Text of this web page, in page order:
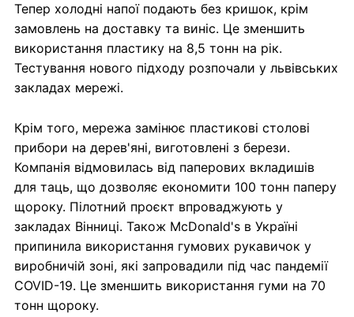
Тепер холодні напої подають без кришок, крім
замовлень на доставку та виніс. Це зменшить
використання пластику на 8,5 тонн на рік.
Тестування нового підходу розпочали у львівських
закладах мережі.
Крім того, мережа замінює пластикові столові
прибори на дерев'яні, виготовлені з берези.
Компанія відмовилась від паперових вкладишів
для таць, що дозволяє економити 100 тонн паперу
щороку. Пілотний проєкт впроваджують у
закладах Вінниці. Також McDonald's в Україні
припинила використання гумових рукавичок у
виробничій зоні, які запровадили під час пандемії
COVID-19. Це зменшить використання гуми на 70
тонн щороку.